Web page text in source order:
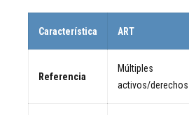
Característica ART
Referencia
Múltiples
activos/derechos